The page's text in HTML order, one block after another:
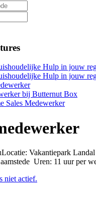
Hulp in jouw
Hulp in jouw
bij Butternut Box
Sales Medewerker
Vakantiepark
Uren: 11 uur per
niet actief.